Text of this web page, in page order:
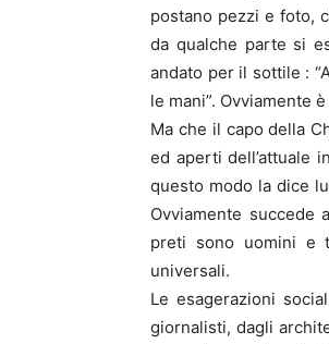
postano pezzi e foto,
da qualche parte si
andato per il sottile :
le mani”. Ovviamente
Ma che il capo della
ed aperti dell’attuale
questo modo la dice
Ovviamente succede
preti sono uomini e
universali.
Le esagerazioni
giornalisti, dagli